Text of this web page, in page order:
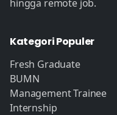
hingga remote job.
Kategori Populer
Fresh Graduate
BUMN
Management Trainee
Internship